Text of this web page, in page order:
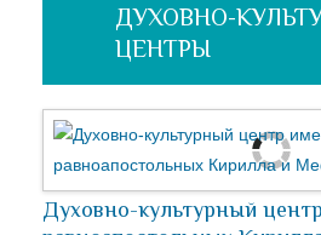
ДУХОВНО-
ЦЕНТРЫ
Духовно-культурный